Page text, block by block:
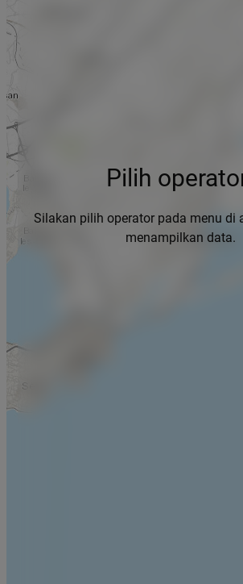
Pilih
Silakan pilih operator pada menu di
menampilkan data.